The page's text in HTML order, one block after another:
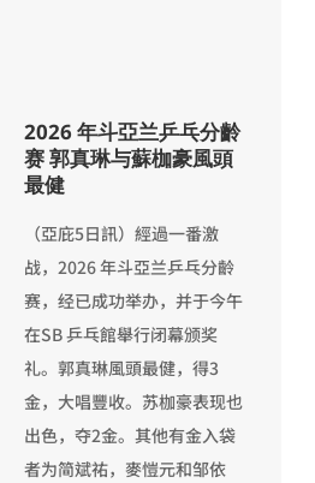
2026 年斗亞兰乒乓分齡
赛 郭真琳与蘇枷豪風頭
最健
（亞庇5日訊）經過一番激
战，2026 年斗亞兰乒乓分齡
赛，经已成功举办，并于今午
在SB 乒乓館舉行闭幕颁奖
礼。郭真琳風頭最健，得3
金，大唱豐收。苏枷豪表现也
出色，夺2金。其他有金入袋
者为简斌祐，麥愷元和邹依